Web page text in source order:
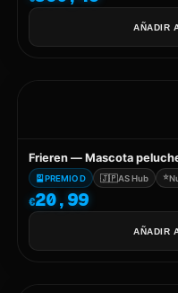
AÑADIR
Frieren — Mascota
🎴PREMIO D 🇯🇵AS Hub ⭐
€20,99
AÑADIR